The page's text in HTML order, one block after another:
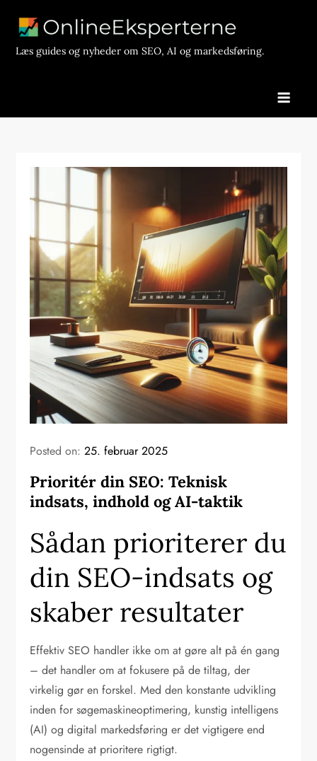
contentLæs guides og nyheder om SEO, AI og markedsføring.
Posted on:25. februar 2025
Prioritér din SEO: Teknisk
indsats, indhold og AI-taktik
Sådan prioriterer du
din SEO-indsats og
skaber resultater
Effektiv SEO handler ikke om at gøre alt på én gang
– det handler om at fokusere på de tiltag, der
virkelig gør en forskel. Med den konstante udvikling
inden for søgemaskineoptimering, kunstig intelligens
(AI) og digital markedsføring er det vigtigere end
nogensinde at prioritere rigtigt.